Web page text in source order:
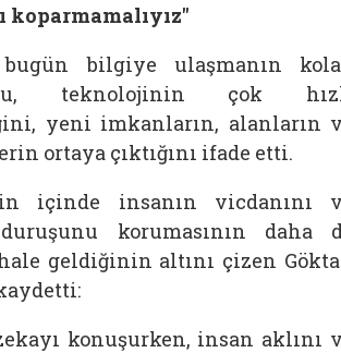
koparmamalıyız"
bugün bilgiye ulaşmanın
teknolojinin çok
yeni imkanların, alanların
ortaya çıktığını ifade etti.
içinde insanın vicdanını
korumasının daha
geldiğinin altını çizen
konuşurken, insan aklını